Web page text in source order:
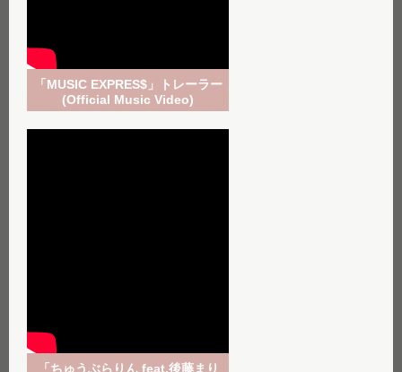
「MUSIC EXPRES$」トレーラー
(Official Music Video)
「ちゅうぶらりん feat.後藤まり